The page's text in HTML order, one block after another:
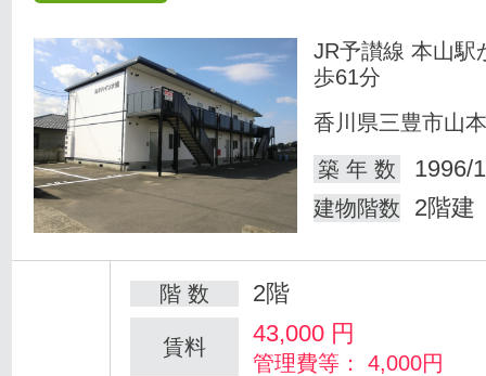
JR予讃線 本山駅
歩61分
香川県三豊市山
築 年 数
1996/
建物階数 2階建
階 数 2階
賃料 43,000 円
管理費等： 4,000円